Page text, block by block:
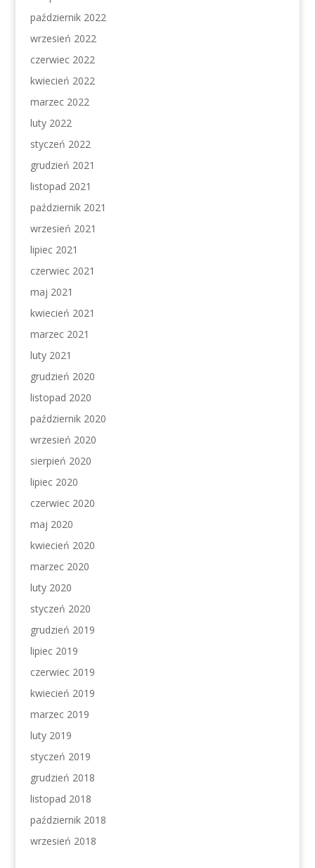
październik 2022
wrzesień 2022
czerwiec 2022
kwiecień 2022
marzec 2022
luty 2022
styczeń 2022
grudzień 2021
listopad 2021
październik 2021
wrzesień 2021
lipiec 2021
czerwiec 2021
maj 2021
kwiecień 2021
marzec 2021
luty 2021
grudzień 2020
listopad 2020
październik 2020
wrzesień 2020
sierpień 2020
lipiec 2020
czerwiec 2020
maj 2020
kwiecień 2020
marzec 2020
luty 2020
styczeń 2020
grudzień 2019
lipiec 2019
czerwiec 2019
kwiecień 2019
marzec 2019
luty 2019
styczeń 2019
grudzień 2018
listopad 2018
październik 2018
wrzesień 2018